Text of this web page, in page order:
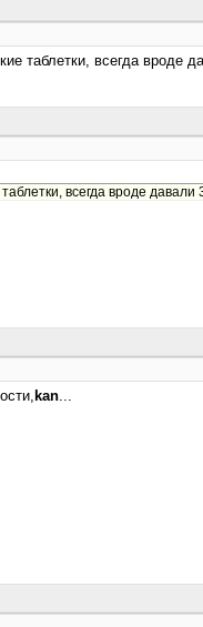
таблетки, всегда вроде
всегда вроде
kan...